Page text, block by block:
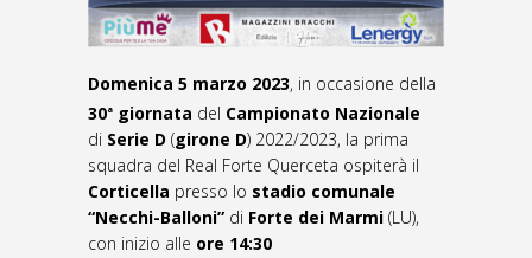
Domenica 5 marzo 2023, in occasione della
30a giornata del Campionato Nazionale
di Serie D (girone D) 2022/2023, la prima
squadra del Real Forte Querceta ospiterà il
Corticella presso lo stadio comunale
“Necchi-Balloni” di Forte dei Marmi (LU),
con inizio alle ore 14:30